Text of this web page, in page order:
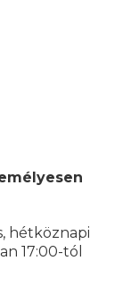
hétköznapi
17:00-tól